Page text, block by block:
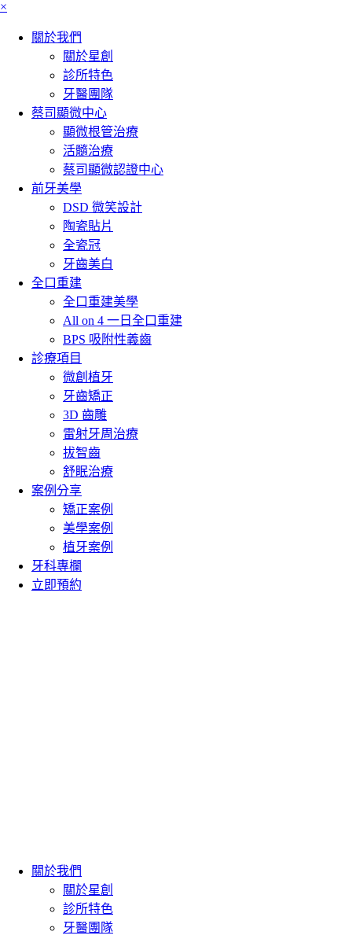
×
關於我們
關於星創
診所特色
牙醫團隊
蔡司顯微中心
顯微根管治療
活髓治療
蔡司顯微認證中心
前牙美學
DSD 微笑設計
陶瓷貼片
全瓷冠
牙齒美白
全口重建
全口重建美學
All on 4 一日全口重建
BPS 吸附性義齒
診療項目
微創植牙
牙齒矯正
3D 齒雕
雷射牙周治療
拔智齒
舒眠治療
案例分享
矯正案例
美學案例
植牙案例
牙科專欄
立即預約
關於我們
關於星創
診所特色
牙醫團隊